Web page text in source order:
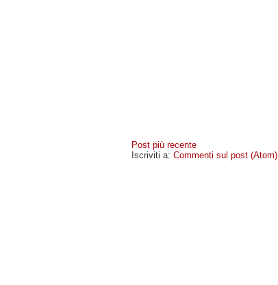
Post più recente
Iscriviti a: Commenti sul post (Atom)